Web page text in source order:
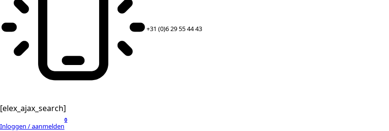
+31 (0)6 29 55 44 43
[elex_ajax_search]
Inloggen / aanmelden
0